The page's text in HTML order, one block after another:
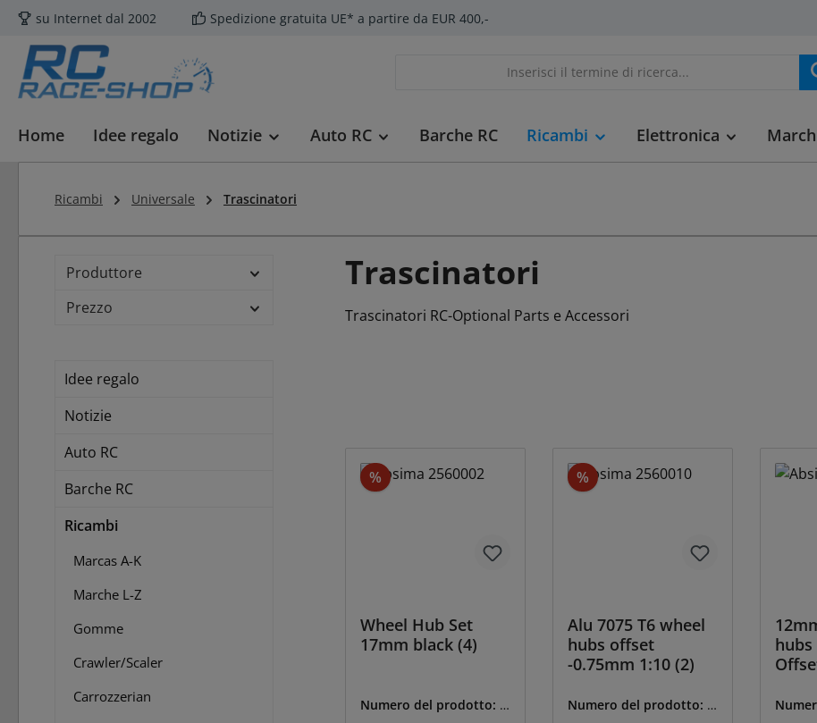
al contenuto principale
Salta alla ricerca
Passa alla navigazione principale
su Internet dal 2002 Spedizione gratuita UE* a partire da EUR 400,-
Home Idee regalo Notizie Auto RC Barche RC Ricambi Elettronica
Ricambi Universale Trascinatori
Produttore
Prezzo
Idee regalo
Notizie
Auto RC
Barche RC
Ricambi
Marcas A-K
Marche L-Z
Gomme
Crawler/Scaler
Carrozzerian
Trascinatori
Trascinatori RC-Optional Parts e Accessori
% Sconto
Wheel Hub Set
17mm black (4)
Numero del prodotto: A
%Sconto
Alu 7075 T6 wheel
hubs offset
-0.75mm 1:10 (2)
Numero del prodotto: A
hubs